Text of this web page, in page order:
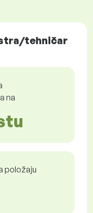
tehničar
na
položaju